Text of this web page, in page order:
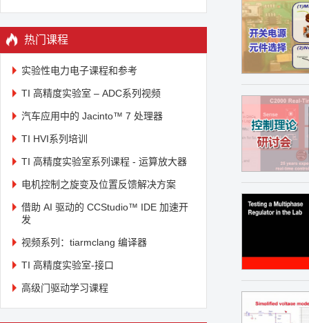
热门课程
实验性电力电子课程和参考
TI 高精度实验室 – ADC系列视频
汽车应用中的 Jacinto™ 7 处理器
TI HVI系列培训
TI 高精度实验室系列课程 - 运算放大器
电机控制之旋变及位置反馈解决方案
借助 AI 驱动的 CCStudio™ IDE 加速开
发
视频系列：tiarmclang 编译器
TI 高精度实验室-接口
高级门驱动学习课程